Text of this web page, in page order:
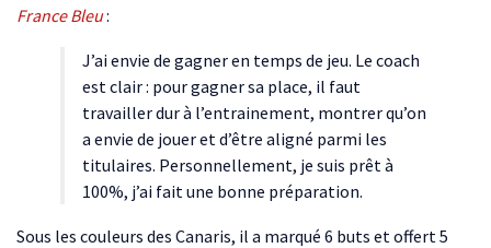
France Bleu:
J’ai envie de gagner en temps de jeu. Le coach
est clair : pour gagner sa place, il faut
travailler dur à l’entrainement, montrer qu’on
a envie de jouer et d’être aligné parmi les
titulaires. Personnellement, je suis prêt à
100%, j’ai fait une bonne préparation.
Sous les couleurs des Canaris, il a marqué 6 buts et offert 5